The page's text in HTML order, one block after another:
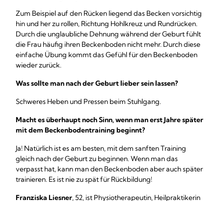
Zum Beispiel auf den Rücken liegend das Becken vorsichtig
hin und her zu rollen, Richtung Hohlkreuz und Rundrücken.
Durch die unglaubliche Dehnung während der Geburt fühlt
die Frau häufig ihren Beckenboden nicht mehr. Durch diese
einfache Übung kommt das Gefühl für den Beckenboden
wieder zurück.
Was sollte man nach der Geburt lieber sein lassen?
Schweres Heben und Pressen beim Stuhlgang.
Macht es überhaupt noch Sinn, wenn man erst Jahre später
mit dem Beckenbodentraining beginnt?
Ja! Natürlich ist es am besten, mit dem sanften Training
gleich nach der Geburt zu beginnen. Wenn man das
verpasst hat, kann man den Beckenboden aber auch später
trainieren. Es ist nie zu spät für Rückbildung!
Franziska Liesner, 52, ist Physiotherapeutin, Heilpraktikerin